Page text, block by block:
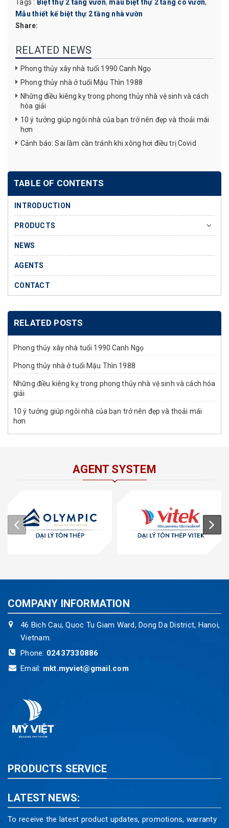
Tags : Biệt thự 2 tầng vườn, mẫu biệt thự 2 tầng có vườn,
Mẫu thiết kế biệt thự 2 tầng nhà vườn
Share:
RELATED NEWS
Phong thủy xây nhà tuổi 1990 Canh Ngọ
Phong thủy nhà ở tuổi Mậu Thìn 1988
Những điều kiêng kỵ trong phong thủy nhà vệ sinh và cách
hóa giải
10 ý tưởng giúp ngôi nhà của bạn trở nên đẹp và thoải mái
hơn
Cảnh báo: Sai lầm cần tránh khi xông hơi điều trị Covid
TABLE OF CONTENTS
INTRODUCTION
PRODUCTS
NEWS
AGENTS
CONTACT
RELATED POSTS
Phong thủy xây nhà tuổi 1990 Canh Ngọ
Phong thủy nhà ở tuổi Mậu Thìn 1988
Những điều kiêng kỵ trong phong thủy nhà vệ sinh và cách hóa
giải
10 ý tưởng giúp ngôi nhà của bạn trở nên đẹp và thoải mái
hơn
AGENT SYSTEM
COMPANY INFORMATION
46 Bich Cau, Quoc Tu Giam Ward, Dong Da District, Hanoi,
Vietnam.
Phone: 02437330886
Email: mkt.myviet@gmail.com
PRODUCTS SERVICE
LATEST NEWS:
To receive the latest product updates, promotions, warranty